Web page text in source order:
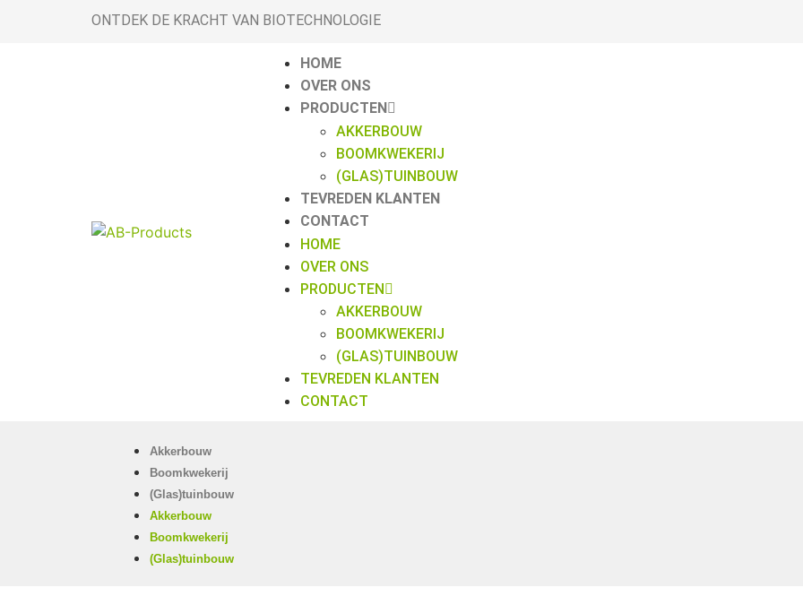
ONTDEK DE KRACHT VAN BIOTECHNOLOGIE
HOME
OVER ONS
PRODUCTEN
AKKERBOUW
BOOMKWEKERIJ
(GLAS)TUINBOUW
TEVREDEN KLANTEN
CONTACT
HOME
OVER ONS
PRODUCTEN
AKKERBOUW
BOOMKWEKERIJ
(GLAS)TUINBOUW
TEVREDEN KLANTEN
CONTACT
Akkerbouw
Boomkwekerij
(Glas)tuinbouw
Akkerbouw
Boomkwekerij
(Glas)tuinbouw